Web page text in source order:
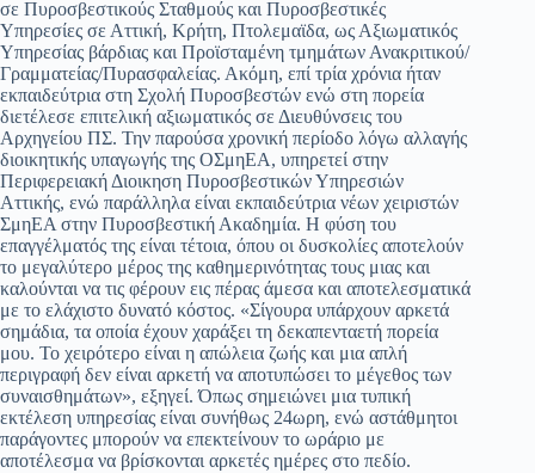
σε Πυροσβεστικούς Σταθμούς και Πυροσβεστικές
Υπηρεσίες σε Αττική, Κρήτη, Πτολεμαϊδα, ως Αξιωματικός
Υπηρεσίας βάρδιας και Προϊσταμένη τμημάτων Ανακριτικού/
Γραμματείας/Πυρασφαλείας. Ακόμη, επί τρία χρόνια ήταν
εκπαιδεύτρια στη Σχολή Πυροσβεστών ενώ στη πορεία
διετέλεσε επιτελική αξιωματικός σε Διευθύνσεις του
Αρχηγείου ΠΣ. Την παρούσα χρονική περίοδο λόγω αλλαγής
διοικητικής υπαγωγής της ΟΣμηΕΑ, υπηρετεί στην
Περιφερειακή Διοικηση Πυροσβεστικών Υπηρεσιών
Αττικής, ενώ παράλληλα είναι εκπαιδεύτρια νέων χειριστών
ΣμηΕΑ στην Πυροσβεστική Ακαδημία. Η φύση του
επαγγέλματός της είναι τέτοια, όπου οι δυσκολίες αποτελούν
το μεγαλύτερο μέρος της καθημερινότητας τους μιας και
καλούνται να τις φέρουν εις πέρας άμεσα και αποτελεσματικά
με το ελάχιστο δυνατό κόστος. «Σίγουρα υπάρχουν αρκετά
σημάδια, τα οποία έχουν χαράξει τη δεκαπενταετή πορεία
μου. Το χειρότερο είναι η απώλεια ζωής και μια απλή
περιγραφή δεν είναι αρκετή να αποτυπώσει το μέγεθος των
συναισθημάτων», εξηγεί. Όπως σημειώνει μια τυπική
εκτέλεση υπηρεσίας είναι συνήθως 24ωρη, ενώ αστάθμητοι
παράγοντες μπορούν να επεκτείνουν το ωράριο με
αποτέλεσμα να βρίσκονται αρκετές ημέρες στο πεδίο.